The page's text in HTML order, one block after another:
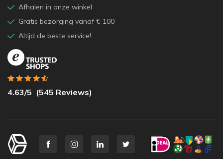
Afhalen in onze winkel
Gratis bezorging vanaf € 100
Altijd de beste service!
4.63/5 (545 Reviews)